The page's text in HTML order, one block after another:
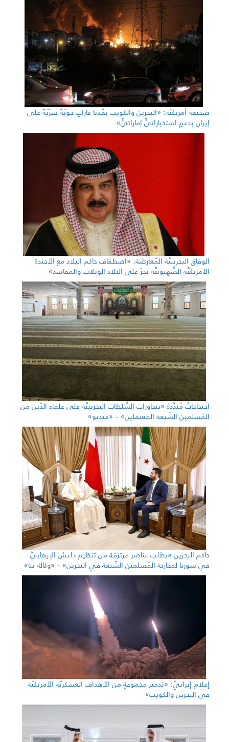
صحيفة أمريكيّة: «البحرين والكويت نفّذتا غاراتٍ جويّةً سرّيّةً على
إيران بدعمٍ استخباراتيٍّ إماراتيٍّ»
الوفاق البحرينيَّة المُعارِضَة: «اصطفاف حاكم البلاد مع الأجندة
الأمريكيَّة الصُّهيونيَّة يجرّ على البلاد الويلات والمفاسد»
احتجاجاتٌ مُندِّدة «بتجاوزات السُّلطات البحرينيَّة على علماء الدّين من
المُسلمين الشّيعة المعتقلين» – «فيديو»
حاكم البحرين «يطلب عناصر مرتزقة من تنظيم داعش الإرهابيّ
في سوريا لمحاربة المُسلمين الشّيعة في البحرين» – «وكالة بنا»
إعلام إيرانيّ: «تدمير مجموعةٍ من الأهداف العسكريّة الأمريكيّة
في البحرين والكويت»